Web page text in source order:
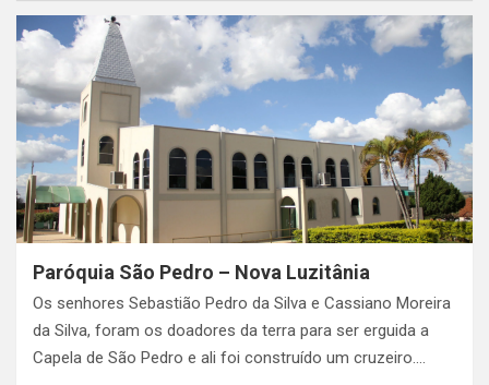
at
s
A
p
p
ce
b
o
o
k
ke
dI
n
ar
e
Paróquia São Pedro – Nova Luzitânia
Os senhores Sebastião Pedro da Silva e Cassiano Moreira
da Silva, foram os doadores da terra para ser erguida a
Capela de São Pedro e ali foi construído um cruzeiro.…